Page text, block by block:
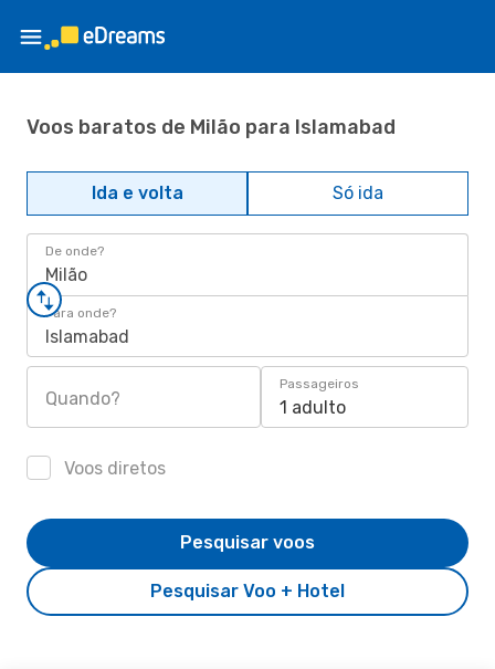
Voos baratos de Milão para Islamabad
Ida e volta Só ida
De onde?
Milão
Para onde?
Islamabad
Quando?
Passageiros
1 adulto
Voos diretos
Pesquisar Voo + Hotel
Pesquisar voos